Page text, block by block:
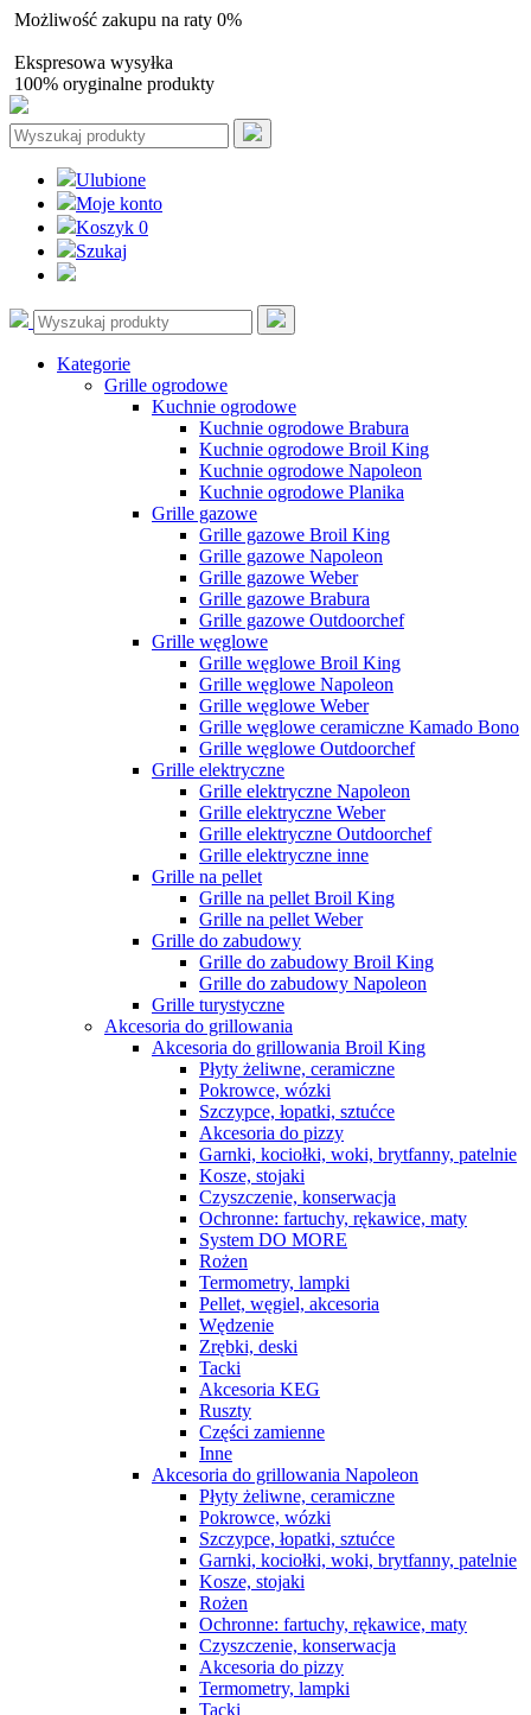
Możliwość zakupu na raty 0%
Ekspresowa wysyłka
100% oryginalne produkty
Ulubione
Moje konto
Koszyk 0
Szukaj
Kategorie
Grille ogrodowe
Kuchnie ogrodowe
Kuchnie ogrodowe Brabura
Kuchnie ogrodowe Broil King
Kuchnie ogrodowe Napoleon
Kuchnie ogrodowe Planika
Grille gazowe
Grille gazowe Broil King
Grille gazowe Napoleon
Grille gazowe Weber
Grille gazowe Brabura
Grille gazowe Outdoorchef
Grille węglowe
Grille węglowe Broil King
Grille węglowe Napoleon
Grille węglowe Weber
Grille węglowe ceramiczne Kamado Bono
Grille węglowe Outdoorchef
Grille elektryczne
Grille elektryczne Napoleon
Grille elektryczne Weber
Grille elektryczne Outdoorchef
Grille elektryczne inne
Grille na pellet
Grille na pellet Broil King
Grille na pellet Weber
Grille do zabudowy
Grille do zabudowy Broil King
Grille do zabudowy Napoleon
Grille turystyczne
Akcesoria do grillowania
Akcesoria do grillowania Broil King
Płyty żeliwne, ceramiczne
Pokrowce, wózki
Szczypce, łopatki, sztućce
Akcesoria do pizzy
Garnki, kociołki, woki, brytfanny, patelnie
Kosze, stojaki
Czyszczenie, konserwacja
Ochronne: fartuchy, rękawice, maty
System DO MORE
Rożen
Termometry, lampki
Pellet, węgiel, akcesoria
Wędzenie
Zrębki, deski
Tacki
Akcesoria KEG
Ruszty
Części zamienne
Inne
Akcesoria do grillowania Napoleon
Płyty żeliwne, ceramiczne
Pokrowce, wózki
Szczypce, łopatki, sztućce
Garnki, kociołki, woki, brytfanny, patelnie
Kosze, stojaki
Rożen
Ochronne: fartuchy, rękawice, maty
Czyszczenie, konserwacja
Akcesoria do pizzy
Termometry, lampki
Tacki